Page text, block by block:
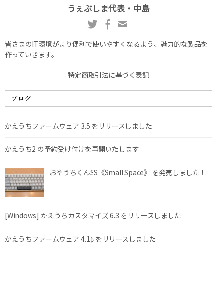
うぇぶしま代表・中島
皆さまのIT環境がより便利で使いやすくなるよう、魅力的な製品を
作っていきます。
特定商取引法に基づく表記
ブログ
かえうちファームウェア 3.5 をリリースしました
かえうち2 の予約受け付けを再開いたします
おやうちくんSS《Small Space》 を発売しました！
[Windows] かえうちカスタマイズ 6.3 をリリースしました
かえうちファームウェア 4.1β をリリースしました